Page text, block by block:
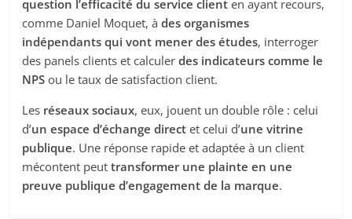
question l’efficacité du service client en ayant recours,
comme Daniel Moquet, àdes organismes
indépendants qui vont mener des études, interroger
des panels clients et calculerdes indicateurs comme le
NPS ou le taux de satisfaction client.
Les réseaux sociaux, eux, jouent un double rôle : celui
d’un espace d’échange direct et celui d’une vitrine
publique. Une réponse rapide et adaptée à un client
mécontent peuttransformer une plainte en une
preuve publique d’engagement de la marque.